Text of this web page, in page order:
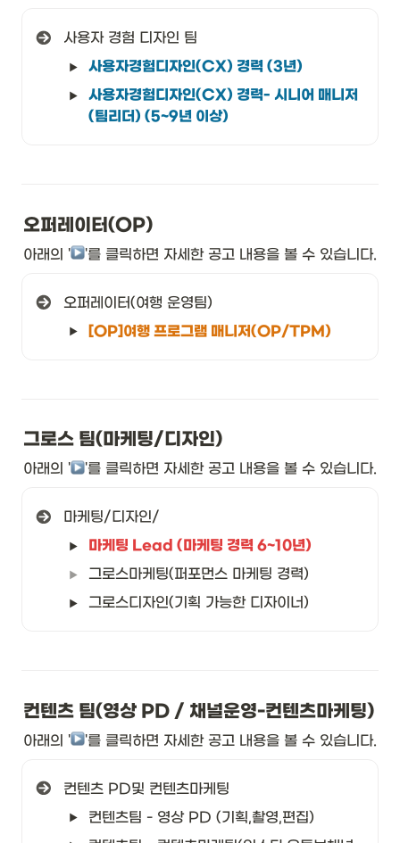
사용자 경험 디자인 팀
사용자경험디자인(CX) 경력 (3년)
사용자경험디자인(CX) 경력- 시니어 매니저
(팀리더) (5~9년 이상)
오퍼레이터(OP)
아래의 '
오퍼레이터(여행 운영팀)
[OP]여행 프로그램 매니저(OP/TPM)
그로스 팀(마케팅/디자인)
아래의 '
마케팅/디자인/
마케팅 Lead (마케팅 경력 6~10년)
그로스마케팅(퍼포먼스 마케팅 경력)
그로스디자인(기획 가능한 디자이너)
컨텐츠 팀(영상 PD / 채널운영-컨텐츠마케팅)
아래의 '
컨텐츠 PD및 컨텐츠마케팅
컨텐츠팀 - 영상 PD (기획,촬영,편집)